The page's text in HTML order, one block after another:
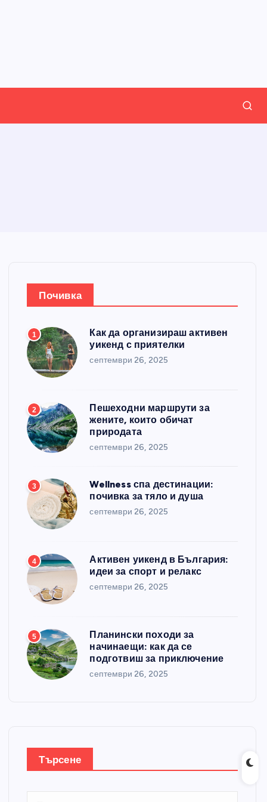
Почивка
1
Как да организираш активен
уикенд с приятелки
септември 26, 2025
2
Пешеходни маршрути за
жените, които обичат
природата
септември 26, 2025
3
Wellness спа дестинации:
почивка за тяло и душа
септември 26, 2025
4
Активен уикенд в България:
идеи за спорт и релакс
септември 26, 2025
5
Планински походи за
начинаещи: как да се
подготвиш за приключение
септември 26, 2025
Търсене